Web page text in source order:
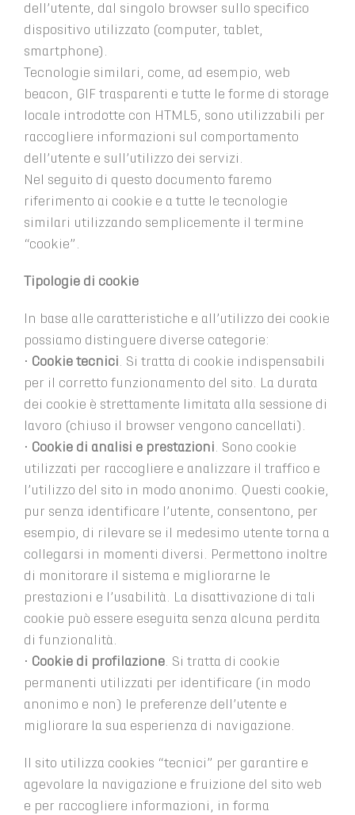
dell’utente, dal singolo browser sullo specifico
dispositivo utilizzato (computer, tablet,
smartphone).
Tecnologie similari, come, ad esempio, web
beacon, GIF trasparenti e tutte le forme di storage
locale introdotte con HTML5, sono utilizzabili per
raccogliere informazioni sul comportamento
dell’utente e sull’utilizzo dei servizi.
Nel seguito di questo documento faremo
riferimento ai cookie e a tutte le tecnologie
similari utilizzando semplicemente il termine
“cookie”.
Tipologie di cookie
In base alle caratteristiche e all’utilizzo dei cookie
possiamo distinguere diverse categorie:
• Cookie tecnici. Si tratta di cookie indispensabili
per il corretto funzionamento del sito. La durata
dei cookie è strettamente limitata alla sessione di
lavoro (chiuso il browser vengono cancellati).
• Cookie di analisi e prestazioni. Sono cookie
utilizzati per raccogliere e analizzare il traffico e
l’utilizzo del sito in modo anonimo. Questi cookie,
pur senza identificare l’utente, consentono, per
esempio, di rilevare se il medesimo utente torna a
collegarsi in momenti diversi. Permettono inoltre
di monitorare il sistema e migliorarne le
prestazioni e l’usabilità. La disattivazione di tali
cookie può essere eseguita senza alcuna perdita
di funzionalità.
• Cookie di profilazione. Si tratta di cookie
permanenti utilizzati per identificare (in modo
anonimo e non) le preferenze dell’utente e
migliorare la sua esperienza di navigazione.
Il sito utilizza cookies “tecnici” per garantire e
agevolare la navigazione e fruizione del sito web
e per raccogliere informazioni, in forma